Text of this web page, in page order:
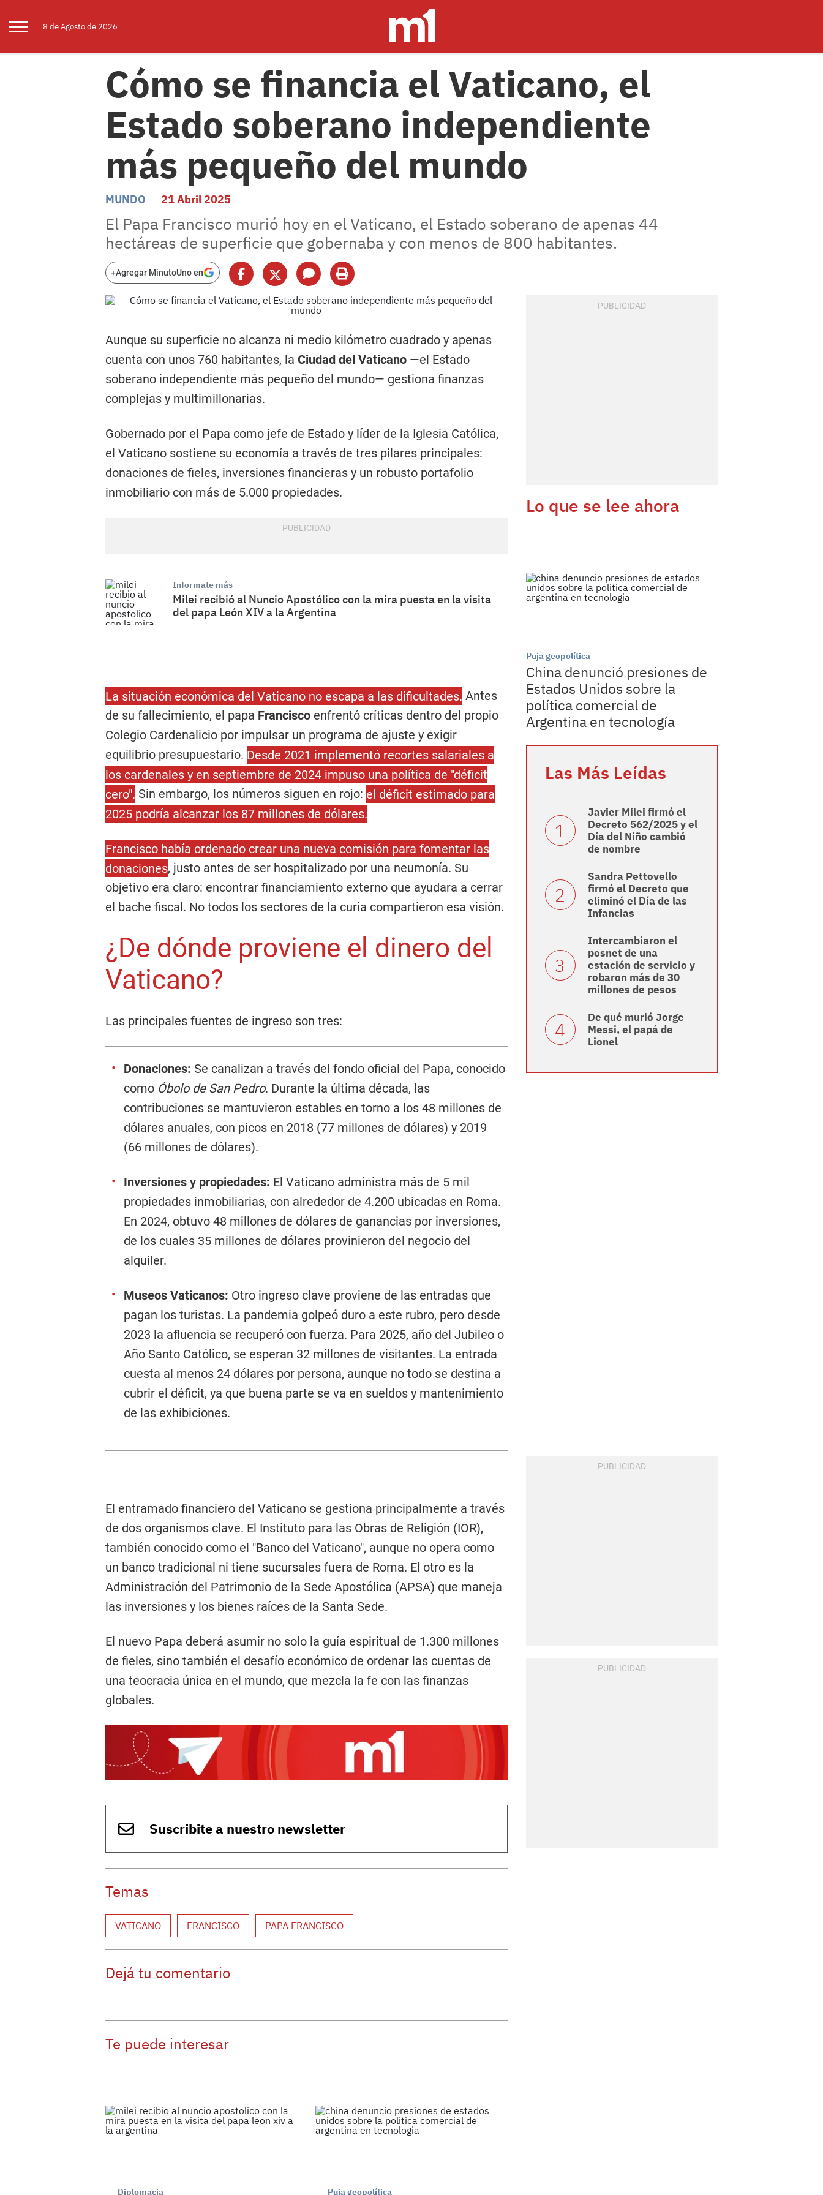
8 deAgostode 2026
Cómo se financia el Vaticano, el
Estado soberano independiente
más pequeño del mundo
MUNDO 21 Abril 2025
El Papa Francisco murió hoy en el Vaticano, el Estado soberano de apenas 44
hectáreas de superficie que gobernaba y con menos de 800 habitantes.
+Agregar MinutoUno en
Aunque su superficie no alcanza ni medio kilómetro cuadrado y apenas
cuenta con unos 760 habitantes, la Ciudad del Vaticano —el Estado
soberano independiente más pequeño del mundo— gestiona finanzas
complejas y multimillonarias.
Gobernado por el Papa como jefe de Estado y líder de la Iglesia Católica,
el Vaticano sostiene su economía a través de tres pilares principales:
donaciones de fieles, inversiones financieras y un robusto portafolio
inmobiliario con más de 5.000 propiedades.
Informate más
Milei recibió al Nuncio Apostólico con la mira puesta en la visita
del papa León XIV a la Argentina
La situación económica del Vaticano no escapa a las dificultades. Antes
de su fallecimiento, el papa Francisco enfrentó críticas dentro del propio
Colegio Cardenalicio por impulsar un programa de ajuste y exigir
equilibrio presupuestario. Desde 2021 implementó recortes salariales a
los cardenales y en septiembre de 2024 impuso una política de "déficit
cero". Sin embargo, los números siguen en rojo: el déficit estimado para
2025 podría alcanzar los 87 millones de dólares.
Francisco había ordenado crear una nueva comisión para fomentar las
donaciones, justo antes de ser hospitalizado por una neumonía. Su
objetivo era claro: encontrar financiamiento externo que ayudara a cerrar
el bache fiscal. No todos los sectores de la curia compartieron esa visión.
¿De dónde proviene el dinero del
Vaticano?
Las principales fuentes de ingreso son tres:
Donaciones: Se canalizan a través del fondo oficial del Papa, conocido
como Óbolo de San Pedro. Durante la última década, las
contribuciones se mantuvieron estables en torno a los 48 millones de
dólares anuales, con picos en 2018 (77 millones de dólares) y 2019
(66 millones de dólares).
Inversiones y propiedades: El Vaticano administra más de 5 mil
propiedades inmobiliarias, con alrededor de 4.200 ubicadas en Roma.
En 2024, obtuvo 48 millones de dólares de ganancias por inversiones,
de los cuales 35 millones de dólares provinieron del negocio del
alquiler.
Museos Vaticanos: Otro ingreso clave proviene de las entradas que
pagan los turistas. La pandemia golpeó duro a este rubro, pero desde
2023 la afluencia se recuperó con fuerza. Para 2025, año del Jubileo o
Año Santo Católico, se esperan 32 millones de visitantes. La entrada
cuesta al menos 24 dólares por persona, aunque no todo se destina a
cubrir el déficit, ya que buena parte se va en sueldos y mantenimiento
de las exhibiciones.
El entramado financiero del Vaticano se gestiona principalmente a través
de dos organismos clave. El Instituto para las Obras de Religión (IOR),
también conocido como el "Banco del Vaticano", aunque no opera como
un banco tradicional ni tiene sucursales fuera de Roma. El otro es la
Administración del Patrimonio de la Sede Apostólica (APSA) que maneja
las inversiones y los bienes raíces de la Santa Sede.
El nuevo Papa deberá asumir no solo la guía espiritual de 1.300 millones
de fieles, sino también el desafío económico de ordenar las cuentas de
una teocracia única en el mundo, que mezcla la fe con las finanzas
globales.
Suscribite a nuestro newsletter
Temas
VATICANO FRANCISCO PAPA FRANCISCO
Dejá tu comentario
Te puede interesar
Diplomacia Puja geopolítica
Lo que se lee ahora
Puja geopolítica
China denunció presiones de
Estados Unidos sobre la
política comercial de
Argentina en tecnología
Las Más Leídas
Javier Milei firmó el
Decreto 562/2025 y el
Día del Niño cambió
de nombre
Sandra Pettovello
firmó el Decreto que
eliminó el Día de las
Infancias
Intercambiaron el
posnet de una
estación de servicio y
robaron más de 30
millones de pesos
De qué murió Jorge
Messi, el papá de
Lionel